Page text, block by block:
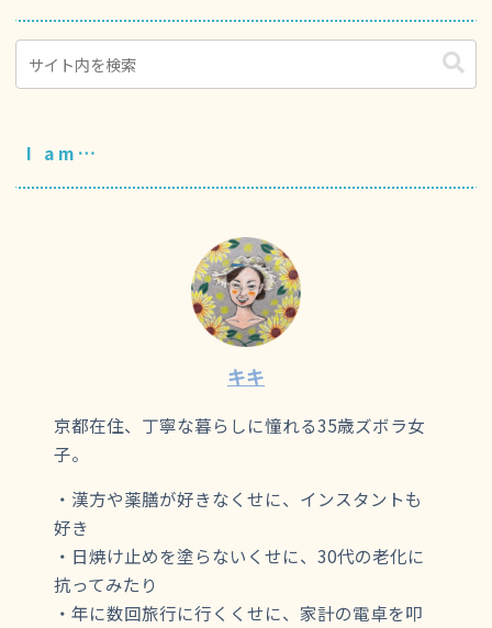
I am…
キキ
京都在住、丁寧な暮らしに憧れる35歳ズボラ女
子。
・漢方や薬膳が好きなくせに、インスタントも
好き
・日焼け止めを塗らないくせに、30代の老化に
抗ってみたり
・年に数回旅行に行くくせに、家計の電卓を叩